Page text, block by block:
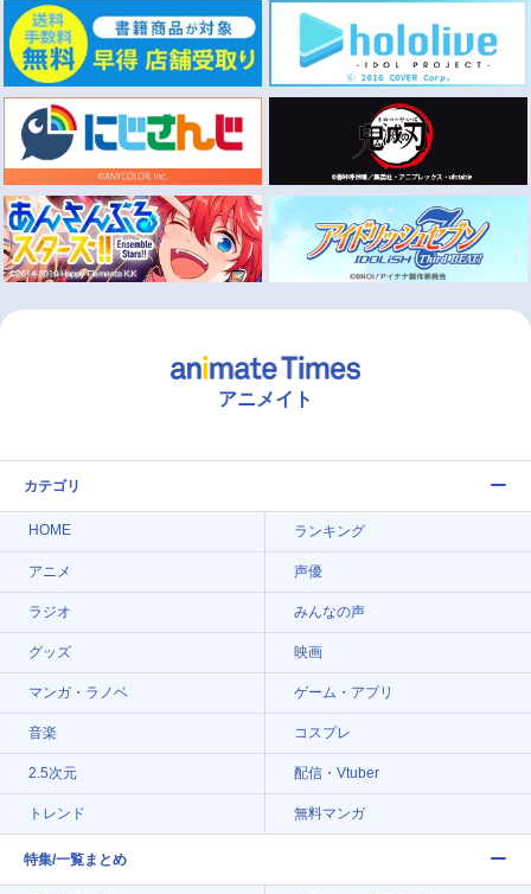
アニメイト
カテゴリ
HOME ランキング
アニメ 声優
ラジオ みんなの声
グッズ 映画
マンガ・ラノベ ゲーム・アプリ
音楽 コスプレ
2.5次元 配信・Vtuber
トレンド 無料マンガ
特集/一覧まとめ